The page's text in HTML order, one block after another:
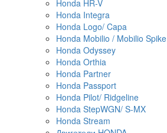
Honda HR-V
Honda Integra
Honda Logo/ Capa
Honda Mobilio / Mobilio Spike
Honda Odyssey
Honda Orthia
Honda Partner
Honda Passport
Honda Pilot/ Ridgeline
Honda StepWGN/ S-MX
Honda Stream